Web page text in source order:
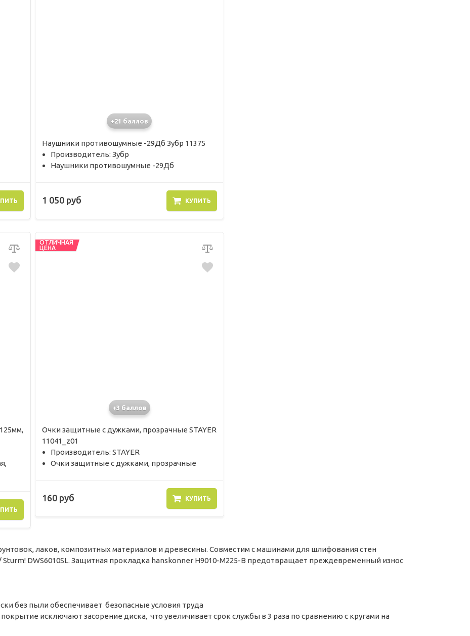
+21 баллов
Наушники противошумные -29Дб Зубр 11375
Производитель: Зубр
Наушники противошумные -29Дб
1 050 руб КУПИТЬ
ОТЛИЧНАЯ
ЦЕНА
+3 баллов
Очки защитные с дужками, прозрачные STAYER
11041_z01
Производитель: STAYER
Очки защитные с дужками, прозрачные
160 руб КУПИТЬ
лаков, композитных материалов и древесины. Совместим с машинами для шлифования стен
Sturm! DWS6010SL. Защитная прокладка hanskonner H9010-M225-B предотвращает преждевременный износ
без пыли обеспечивает безопасные условия труда
покрытие исключают засорение диска, что увеличивает срок службы в 3 раза по сравнению с кругами на